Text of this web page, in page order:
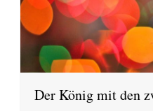
Der König mit den